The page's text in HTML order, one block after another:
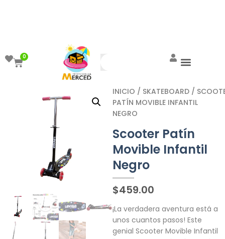
0
INICIO / SKATEBOARD /
PATÍN MOVIBLE INFANTIL
NEGRO
Scooter Patín
Movible Infantil
Negro
$459.00
¡La verdadera aventura está a
unos cuantos pasos! Este
genial Scooter Movible Infantil